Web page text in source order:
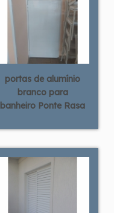
portas de alumínio
branco para
banheiro Ponte Rasa